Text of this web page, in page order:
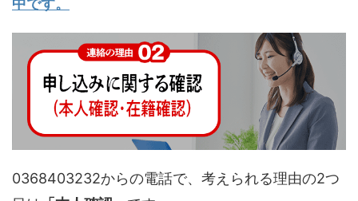
中です。
0368403232からの電話で、考えられる理由の2つ